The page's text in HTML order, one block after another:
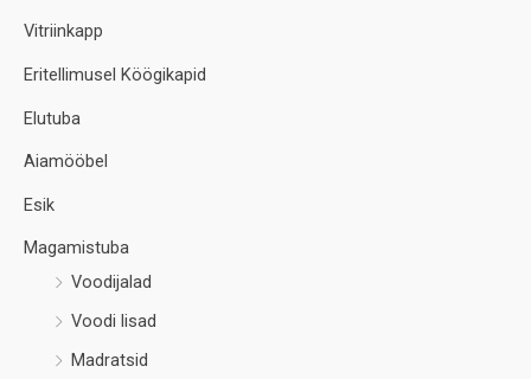
Vitriinkapp
Eritellimusel Köögikapid
Elutuba
Aiamööbel
Esik
Magamistuba
Voodijalad
Voodi lisad
Madratsid